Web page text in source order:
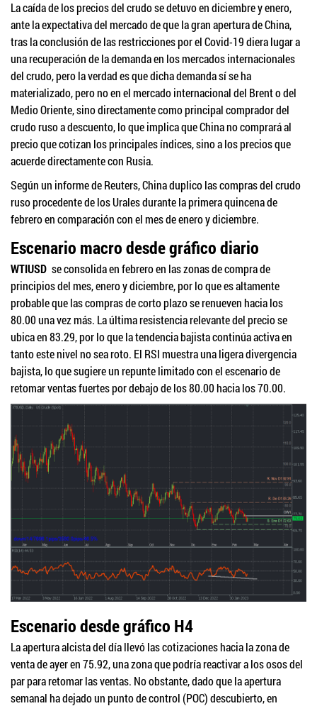
La caída de los precios del crudo se detuvo en diciembre y enero,
ante la expectativa del mercado de que la gran apertura de China,
tras la conclusión de las restricciones por el Covid-19 diera lugar a
una recuperación de la demanda en los mercados internacionales
del crudo, pero la verdad es que dicha demanda sí se ha
materializado, pero no en el mercado internacional del Brent o del
Medio Oriente, sino directamente como principal comprador del
crudo ruso a descuento, lo que implica que China no comprará al
precio que cotizan los principales índices, sino a los precios que
acuerde directamente con Rusia.
Según un informe de Reuters, China duplico las compras del crudo
ruso procedente de los Urales durante la primera quincena de
febrero en comparación con el mes de enero y diciembre.
Escenario macro desde gráfico diario
WTIUSD se consolida en febrero en las zonas de compra de
principios del mes, enero y diciembre, por lo que es altamente
probable que las compras de corto plazo se renueven hacia los
80.00 una vez más. La última resistencia relevante del precio se
ubica en 83.29, por lo que la tendencia bajista continúa activa en
tanto este nivel no sea roto. El RSI muestra una ligera divergencia
bajista, lo que sugiere un repunte limitado con el escenario de
retomar ventas fuertes por debajo de los 80.00 hacia los 70.00.
Escenario desde gráfico H4
La apertura alcista del día llevó las cotizaciones hacia la zona de
venta de ayer en 75.92, una zona que podría reactivar a los osos del
par para retomar las ventas. No obstante, dado que la apertura
semanal ha dejado un punto de control (POC) descubierto, en